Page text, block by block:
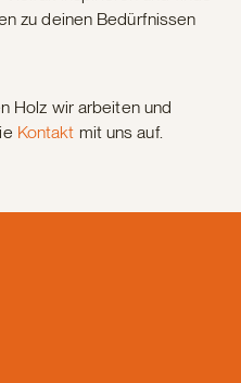
zu deinen Bedürfnissen
Holz wir arbeiten und
Kontakt mit uns auf.